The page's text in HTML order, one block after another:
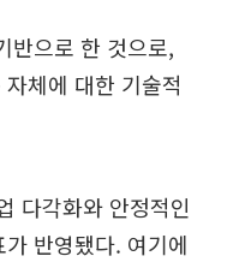
반으로 한 것으로,
체에 대한 기술적
다각화와 안정적인
반영됐다. 여기에